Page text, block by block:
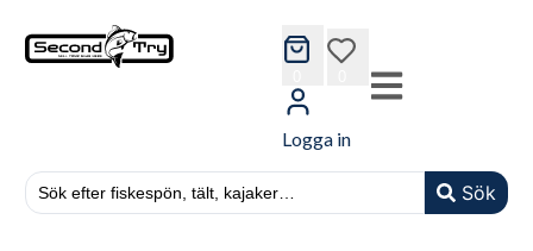
Sök
wishlist
Logga in